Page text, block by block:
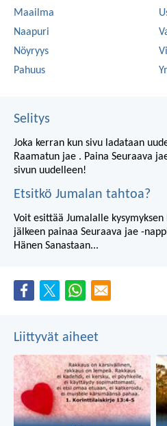
Maailma
Naapuri
Nöyryys
Pahuus
Selitys
Joka kerran kun sivu ladataan
Raamatun jae . Paina Seuraava
sivun uudelleen!
Etsitkö Jumalan tahtoa?
Voit esittää Jumalalle
jälkeen painaa Seuraava jae -
Hänen Sanastaan...
Liittyvät aiheet